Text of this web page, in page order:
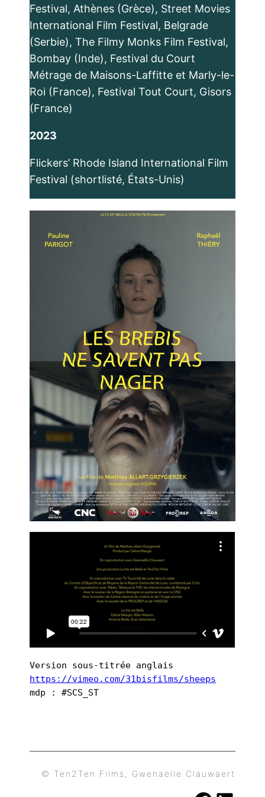
Festival, Athènes (Grèce), Street Movies
International Film Festival, Belgrade
(Serbie), The Filmy Monks Film Festival,
Bombay (Inde), Festival du Court
Métrage de Maisons-Laffitte et Marly-le-
Roi (France), Festival Tout Court, Gisors
(France)
2023
Flickers’ Rhode Island International Film
Festival (shortlisté, États-Unis)
Version sous-titrée anglais
https://vimeo.com/31bisfilms/sheeps
mdp : #SCS_ST
© Ten2Ten Films, Gwenaëlle Clauwaert